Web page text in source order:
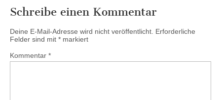
Schreibe einen Kommentar
Deine E-Mail-Adresse wird nicht veröffentlicht. Erforderliche
Felder sind mit * markiert
Kommentar *